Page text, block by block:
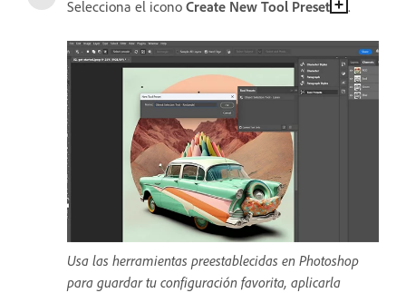
Selecciona el icono Create New Tool Preset .
Usa las herramientas preestablecidas en Photoshop
para guardar tu configuración favorita, aplicarla